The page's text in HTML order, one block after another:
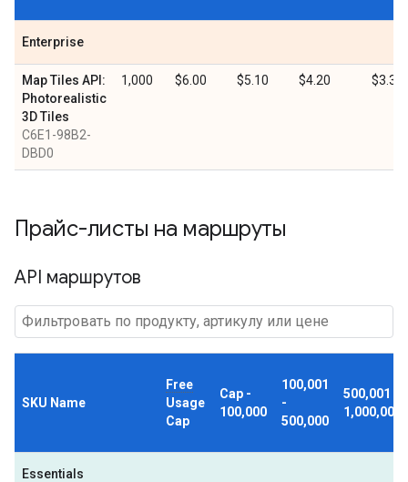
Enterprise
Map Tiles API:
Photorealistic
3D Tiles
C6E1-98B2-
DBD0
1,000 $6.00 $5.10 $4.20 $3.30
Прайс-листы на маршруты
API маршрутов
SKU Name
Free
Usage
Cap
Cap -
100,000
100,001
-
500,000
500,001 -
1,000,000
Essentials